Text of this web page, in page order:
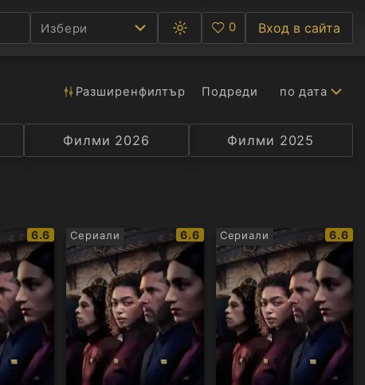
Избери
C
Превключване
между
светла
Любими
0 Вход в сайта
Разширенфилтър Подреди по дата
Селекция Превод Актьор
Филми 2026 Филми 2025
IMDb
рейтинг:
6.6 Сериали
IMDb
рейтинг:
6.6 Сериали
IMDb
6.6